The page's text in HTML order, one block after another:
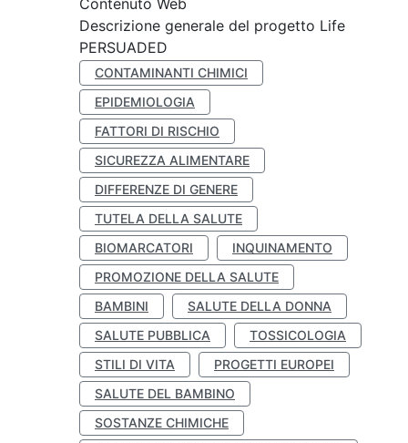
Contenuto Web
Descrizione generale del progetto Life
PERSUADED
CONTAMINANTI CHIMICI
EPIDEMIOLOGIA
FATTORI DI RISCHIO
SICUREZZA ALIMENTARE
DIFFERENZE DI GENERE
TUTELA DELLA SALUTE
BIOMARCATORI
INQUINAMENTO
PROMOZIONE DELLA SALUTE
BAMBINI
SALUTE DELLA DONNA
SALUTE PUBBLICA
TOSSICOLOGIA
STILI DI VITA
PROGETTI EUROPEI
SALUTE DEL BAMBINO
SOSTANZE CHIMICHE